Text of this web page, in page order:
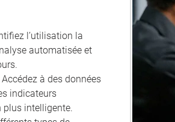
l’utilisation la
automatisée et
à des données
indicateurs
plus intelligente.